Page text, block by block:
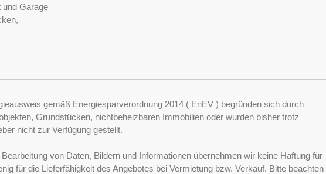
und Garage
gemäß Energiesparverordnung 2014 ( EnEV ) begründen sich durch
Grundstücken, nichtbeheizbaren Immobilien oder wurden bisher trotz
nicht zur Verfügung gestellt.
von Daten, Bildern und Informationen übernehmen wir keine Haftung für
für die Lieferfähigkeit des Angebotes bei Vermietung bzw. Verkauf. Bitte beachten